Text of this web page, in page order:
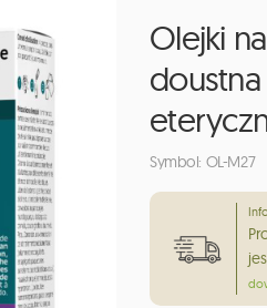
Olejki
Symbol: OL-M27